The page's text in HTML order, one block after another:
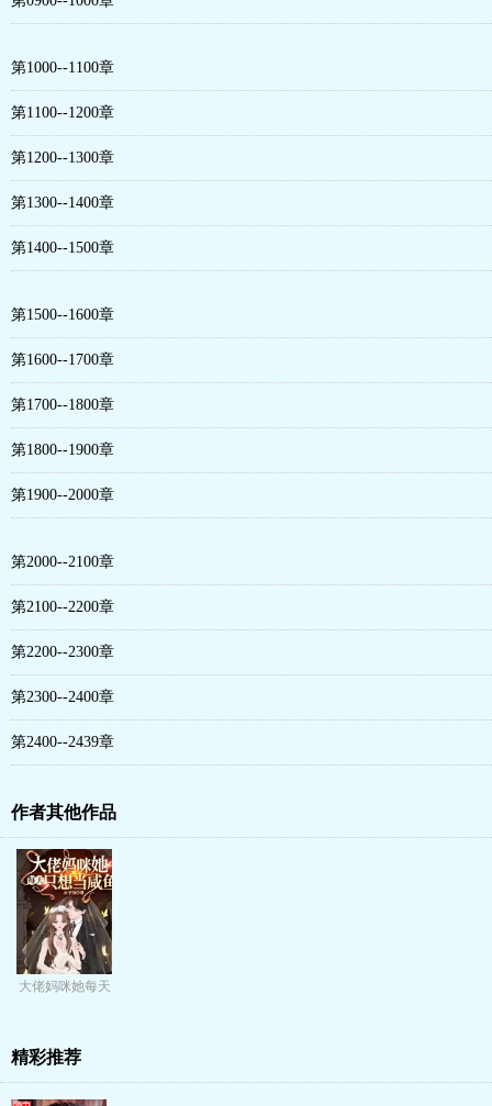
第1000--1100章
第1100--1200章
第1200--1300章
第1300--1400章
第1400--1500章
第1500--1600章
第1600--1700章
第1700--1800章
第1800--1900章
第1900--2000章
第2000--2100章
第2100--2200章
第2200--2300章
第2300--2400章
第2400--2439章
作者其他作品
大佬妈咪她每天
精彩推荐